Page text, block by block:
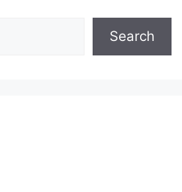
Search